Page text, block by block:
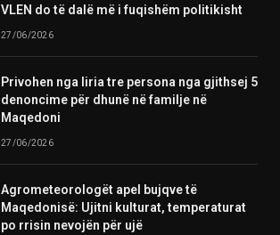
VLEN do të dalë më i fuqishëm politikisht
27/06/2026
Privohen nga liria tre persona nga gjithsej 5
denoncime për dhunë në familje në
Maqedoni
27/06/2026
Agrometeorologët apel bujqve të
Maqedonisë: Ujitni kulturat, temperaturat
po rrisin nevojën për ujë